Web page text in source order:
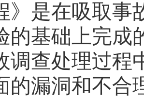
》是在吸取事
的基础上完成
调查处理过程
的漏洞和不合